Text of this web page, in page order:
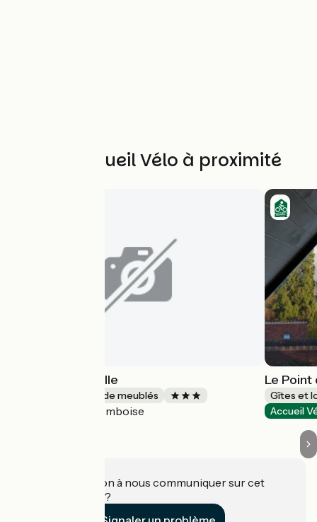
Autres Accueil Vélo à proximité
L'Echoppe en Ville
Gîtes et locations de meublés
Amboise
Le Point
Gîtes et
Accueil
Une information à nous communiquer sur cet
établissement ?